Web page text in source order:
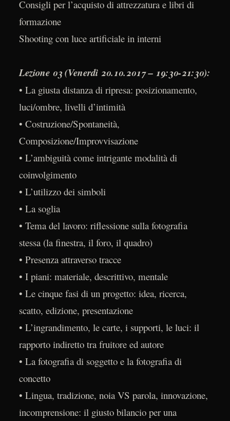
Consigli per l’acquisto di attrezzatura e libri di
formazione
Shooting con luce artificiale in interni
Lezione 03 (Venerdì 20.10.2017 – 19:30-21:30):
• La giusta distanza di ripresa: posizionamento,
luci/ombre, livelli d’intimità
• Costruzione/Spontaneità,
Composizione/Improvvisazione
• L’ambiguità come intrigante modalità di
coinvolgimento
• L’utilizzo dei simboli
• La soglia
• Tema del lavoro: riflessione sulla fotografia
stessa (la finestra, il foro, il quadro)
• Presenza attraverso tracce
• I piani: materiale, descrittivo, mentale
• Le cinque fasi di un progetto: idea, ricerca,
scatto, edizione, presentazione
• L’ingrandimento, le carte, i supporti, le luci: il
rapporto indiretto tra fruitore ed autore
• La fotografia di soggetto e la fotografia di
concetto
• Lingua, tradizione, noia VS parola, innovazione,
incomprensione: il giusto bilancio per una